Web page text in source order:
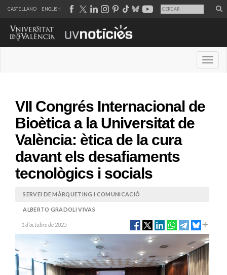
CASTELLANO ENGLISH
VII Congrés Internacional de
Bioètica a la Universitat de
València: ètica de la cura
davant els desafiaments
tecnològics i socials
SERVEI DE MÀRQUETING I COMUNICACIÓ
ALBERTO GRADOLI VIVAS
1 d’octubre de 2025